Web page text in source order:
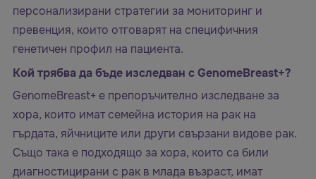
персонализирани стратегии за мониторинг и
превенция, които отговарят на специфичния
генетичен профил на пациента.
Кой трябва да бъде изследван с GenomeBreast+?
GenomeBreast+ е препоръчително изследване за
хора, които имат семейна история на рак на
гърдата, яйчниците или други свързани видове рак.
Също така е подходящо за хора, които са били
диагностицирани с рак в млада възраст, имат